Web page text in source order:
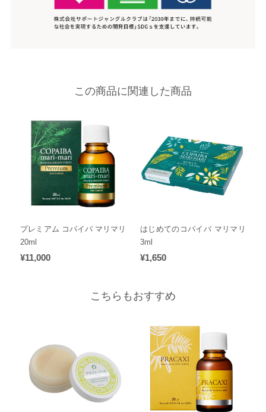
この商品に関連した商品
プレミアム コパイバ マリマリ
20ml
¥11,000
はじめてのコパイバ マリマリ
3ml
¥1,650
こちらもおすすめ